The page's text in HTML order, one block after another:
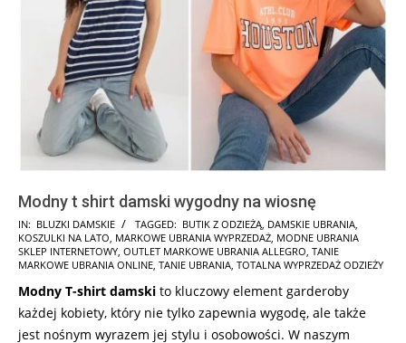
Modny t shirt damski wygodny na wiosnę
2025-
03-
08
IN: BLUZKI DAMSKIE TAGGED: BUTIK Z ODZIEŻĄ DAMSKIE UBRANIA
KOSZULKI NA LATO MARKOWE UBRANIA WYPRZEDAŻ MODNE UBRANIA
SKLEP INTERNETOWY OUTLET MARKOWE UBRANIA ALLEGRO TANIE
MARKOWE UBRANIA ONLINE TANIE UBRANIA TOTALNA WYPRZEDAŻ ODZIEŻY
Modny T-shirt damski to kluczowy element garderoby
każdej kobiety, który nie tylko zapewnia wygodę, ale także
jest nośnym wyrazem jej stylu i osobowości. W naszym